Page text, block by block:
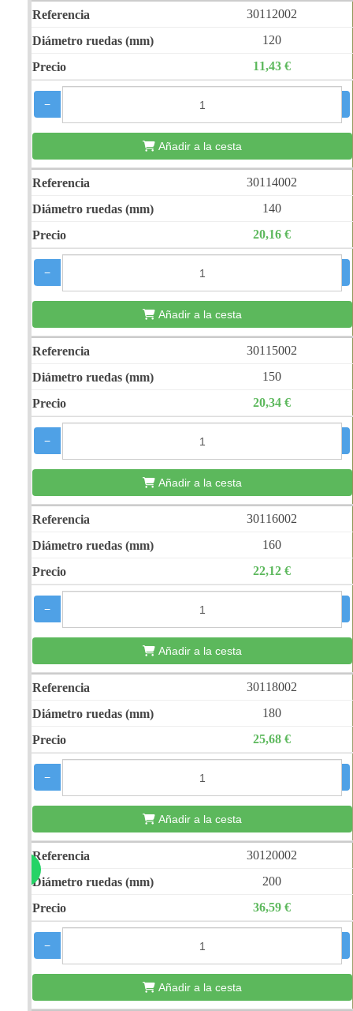
30112002
120
11,43 €
−
Añadir a la cesta
30114002
140
20,16 €
−
Añadir a la cesta
30115002
150
20,34 €
−
Añadir a la cesta
30116002
160
22,12 €
−
Añadir a la cesta
30118002
180
25,68 €
−
Añadir a la cesta
30120002
200
36,59 €
−
Añadir a la cesta